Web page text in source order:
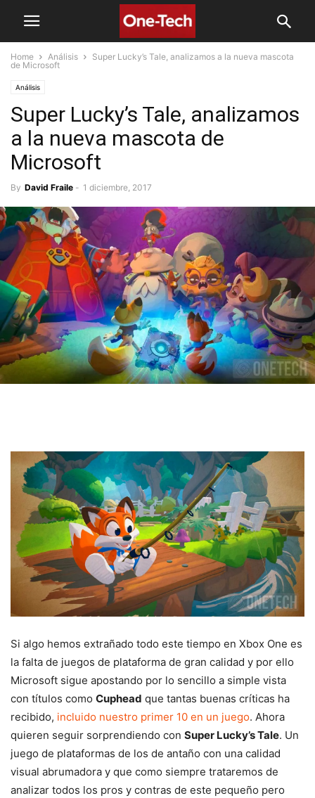
Home Análisis
Super Lucky’s Tale, analizamos a la nueva mascota
de Microsoft
Análisis
Super Lucky’s Tale, analizamos
a la nueva mascota de
Microsoft
By David Fraile - 1 diciembre, 2017
Si algo hemos extrañado todo este tiempo en Xbox One es
la falta de juegos de plataforma de gran calidad y por ello
Microsoft sigue apostando por lo sencillo a simple vista
con títulos como Cuphead que tantas buenas críticas ha
recibido, incluido nuestro primer 10 en un juego. Ahora
quieren seguir sorprendiendo con Super Lucky’s Tale. Un
juego de plataformas de los de antaño con una calidad
visual abrumadora y que como siempre trataremos de
analizar todos los pros y contras de este pequeño pero